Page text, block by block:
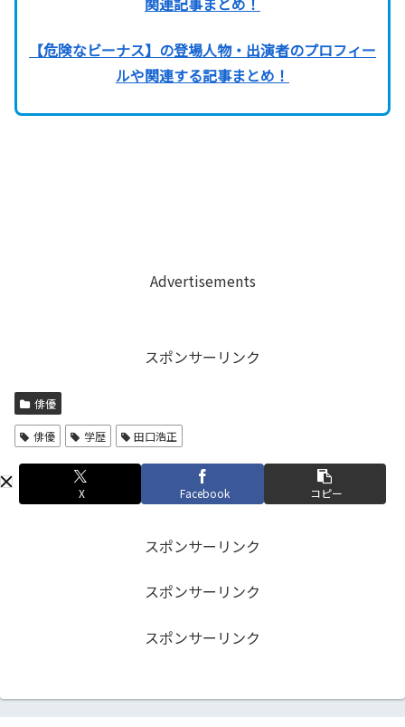
【危険なビーナス】の登場人物・出演者のプロフィー
ルや関連する記事まとめ！
Advertisements
スポンサーリンク
俳優
俳優 学歴 田口浩正
X Facebook コピー
スポンサーリンク
スポンサーリンク
スポンサーリンク